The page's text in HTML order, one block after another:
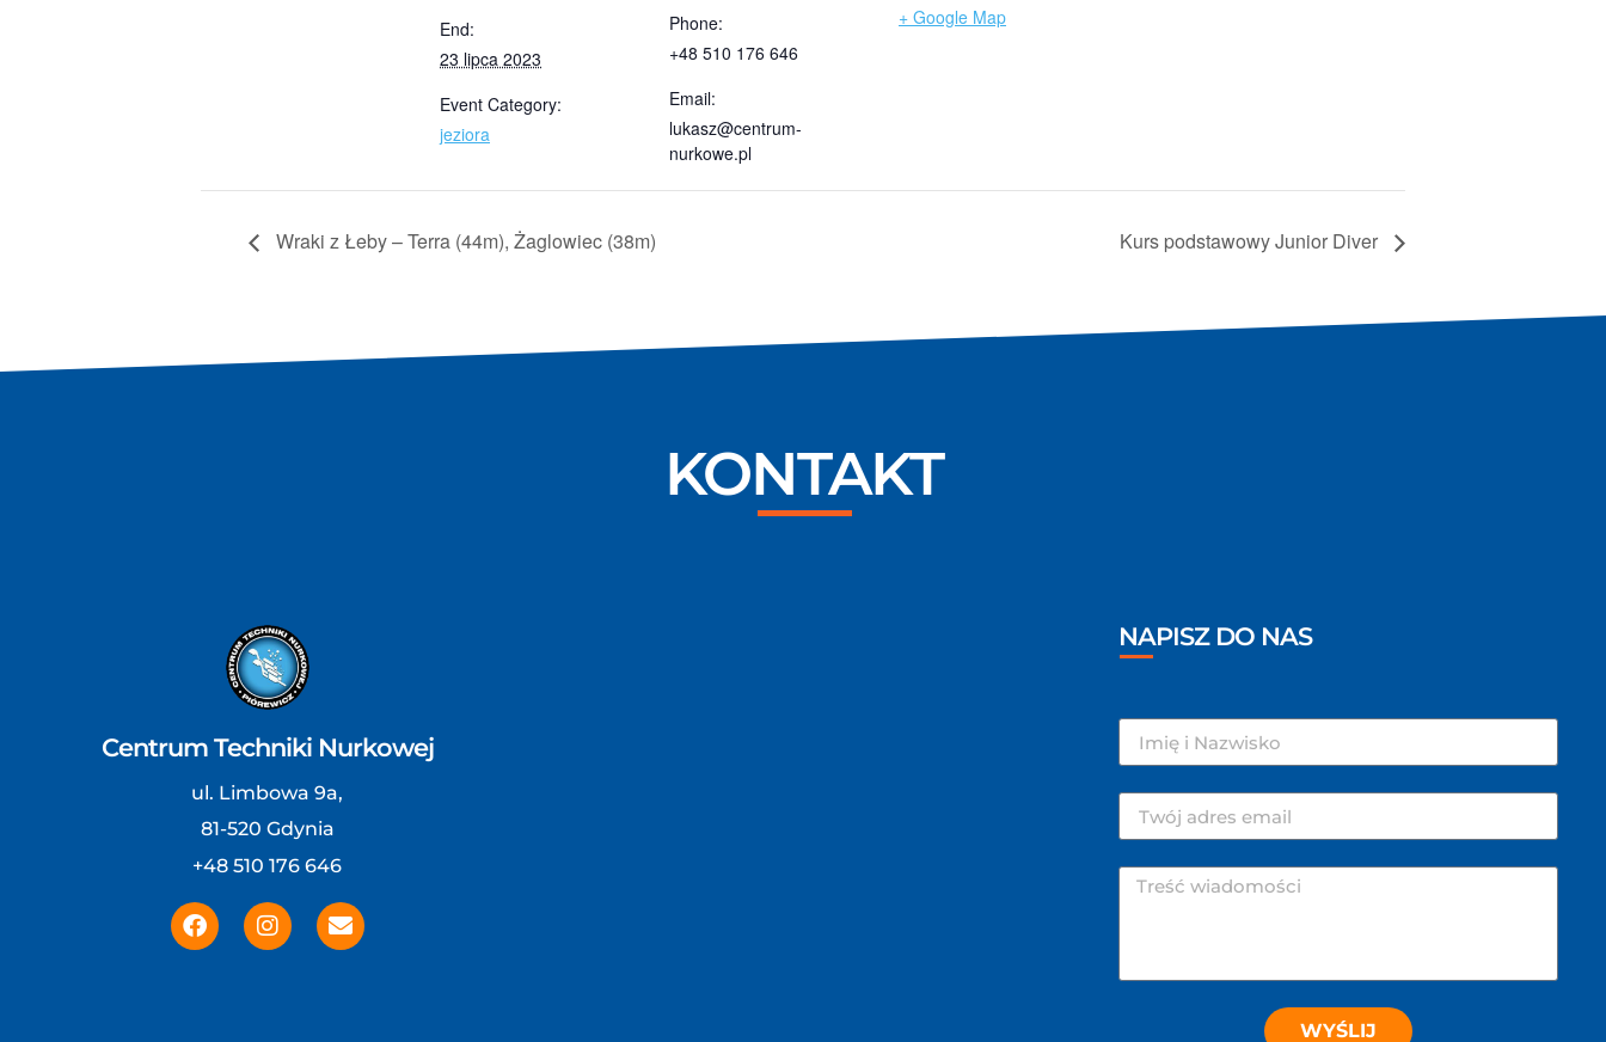
End:
23 lipca 2023
Event Category:
jeziora
Phone:
+48 510 176 646
Email:
lukasz@centrum-
nurkowe.pl
+ Google Map
Wraki z Łeby – Terra (44m), Żaglowiec (38m) Kurs podstawowy Junior Diver
KONTAKT
Centrum Techniki Nurkowej
ul. Limbowa 9a,
81-520 Gdynia
+48 510 176 646
NAPISZ DO NAS
WYŚLIJ